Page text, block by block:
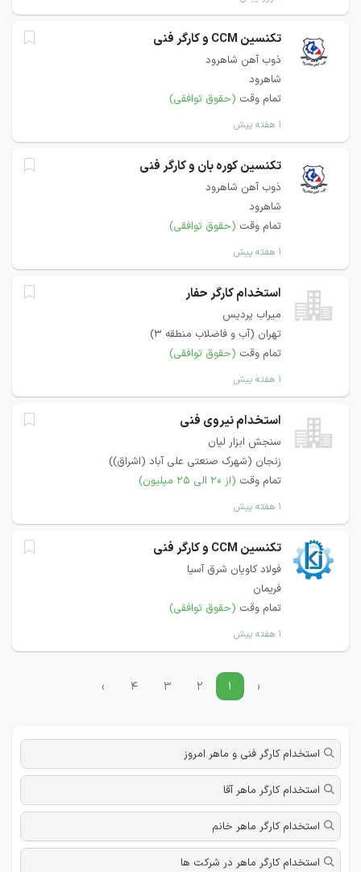
تکنسین CCM و کارگر فنی
ذوب آهن شاهرود
شاهرود
تمام وقت (حقوق توافقی)
۱ هفته پیش
تکنسین کوره بان و کارگر فنی
ذوب آهن شاهرود
شاهرود
تمام وقت (حقوق توافقی)
۱ هفته پیش
استخدام کارگر حفار
میراب پردیس
تهران (آب و فاضلاب منطقه 3)
تمام وقت (حقوق توافقی)
۱ هفته پیش
استخدام نیروی فنی
سنجش ابزار ليان
زنجان (شهرک صنعتی علی آباد (اشراق))
تمام وقت (از ۲۰ الی ۲۵ میلیون)
۱ هفته پیش
تکنسین CCM و کارگر فنی
فولاد کاویان شرق آسیا
فریمان
تمام وقت (حقوق توافقی)
۱ هفته پیش
‹ ۱ ۲ ۳ ۴ ›
استخدام کارگر فنی و ماهر امروز
استخدام کارگر ماهر آقا
استخدام کارگر ماهر خانم
استخدام کارگر ماهر در شرکت ها